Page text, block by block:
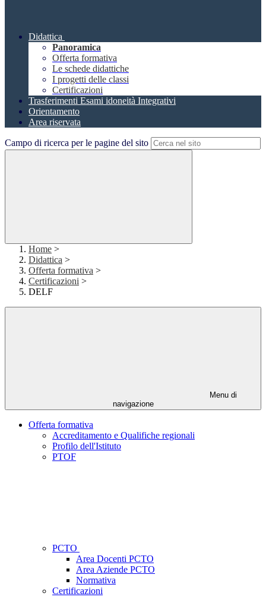
Didattica
Panoramica
Offerta formativa
Le schede didattiche
I progetti delle classi
Certificazioni
Trasferimenti Esami idoneità Integrativi
Orientamento
Area riservata
Campo di ricerca per le pagine del sito
Home >
Didattica >
Offerta formativa >
Certificazioni >
DELF
Menu di
navigazione
Offerta formativa
Accreditamento e Qualifiche regionali
Profilo dell'Istituto
PTOF
PCTO
Area Docenti PCTO
Area Aziende PCTO
Normativa
Certificazioni